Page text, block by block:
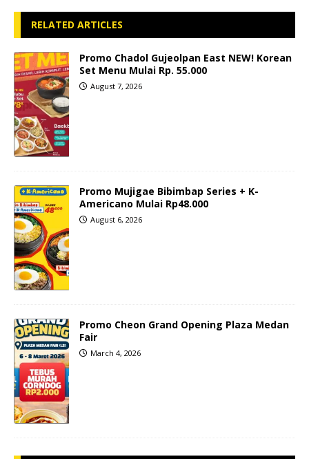
RELATED ARTICLES
Promo Chadol Gujeolpan East NEW! Korean
Set Menu Mulai Rp. 55.000
August 7, 2026
Promo Mujigae Bibimbap Series + K-
Americano Mulai Rp48.000
August 6, 2026
Promo Cheon Grand Opening Plaza Medan
Fair
March 4, 2026